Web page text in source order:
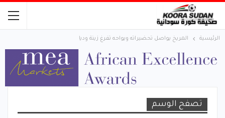
الرئيسية المريخ يواصل تحضيراته ويواحه تفرغ زينة وديا
تصفح الوسم